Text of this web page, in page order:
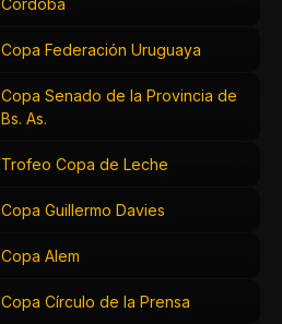
Córdoba
Copa Federación Uruguaya
Copa Senado de la Provincia de
Bs. As.
Trofeo Copa de Leche
Copa Guillermo Davies
Copa Alem
Copa Círculo de la Prensa